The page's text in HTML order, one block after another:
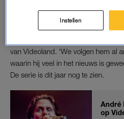
met ex Monique en zoon Dre.
van Videoland. ‘We volgen hem al
waarin hij veel in het nieuws is
De serie is dit jaar nog te zien.
André
op
Instellen